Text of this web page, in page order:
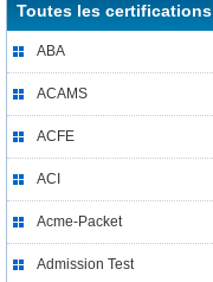
Toutes les certifications
ABA
ACAMS
ACFE
ACI
Acme-Packet
Admission Test